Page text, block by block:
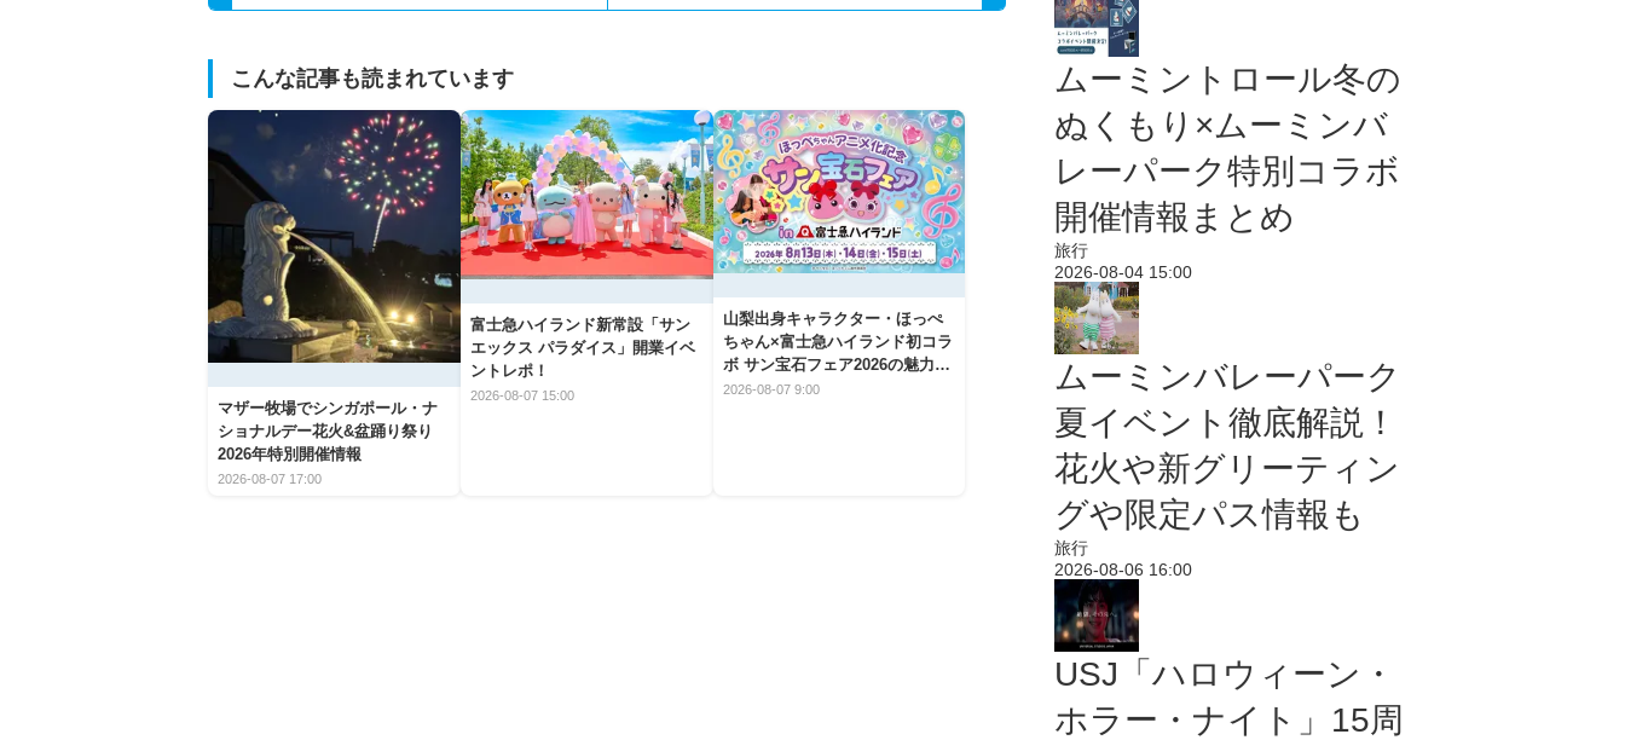
こんな記事も読まれています
マザー牧場でシンガポール・ナ
ショナルデー花火&盆踊り祭り
2026年特別開催情報
2026-08-07 17:00
富士急ハイランド新常設「サン
エックス パラダイス」開業イベ
ントレポ！
2026-08-07 15:00
山梨出身キャラクター・ほっぺ
ちゃん×富士急ハイランド初コラ
ボ サン宝石フェア2026の魅力と
楽しみ方
2026-08-07 9:00
ムーミントロール冬の
ぬくもり×ムーミンバ
レーパーク特別コラボ
開催情報まとめ
旅行
2026-08-04 15:00
ムーミンバレーパーク
夏イベント徹底解説！
花火や新グリーティン
グや限定パス情報も
旅行
2026-08-06 16:00
USJ「ハロウィーン・
ホラー・ナイト」15周